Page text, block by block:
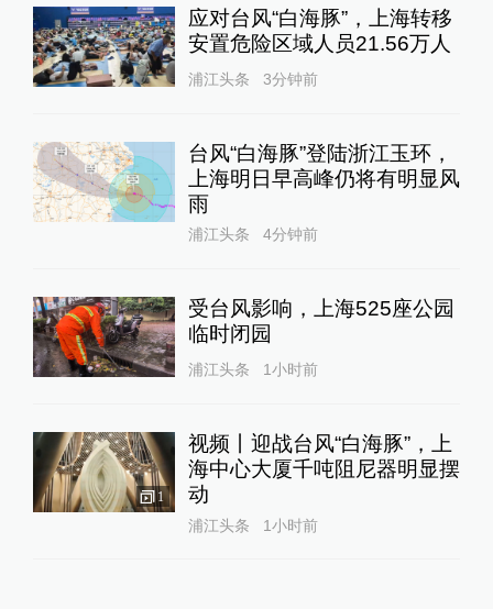
应对台风“白海豚”，上海转移
安置危险区域人员21.56万人
浦江头条 3分钟前
台风“白海豚”登陆浙江玉环，
上海明日早高峰仍将有明显风
雨
浦江头条 4分钟前
受台风影响，上海525座公园
临时闭园
浦江头条 1小时前
1
视频丨迎战台风“白海豚”，上
海中心大厦千吨阻尼器明显摆
动
浦江头条 1小时前